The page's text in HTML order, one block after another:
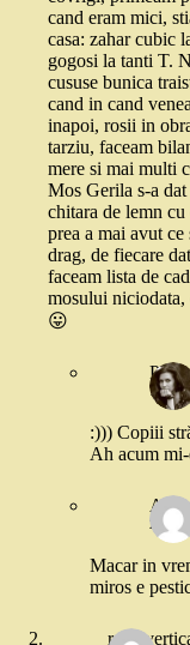
cand eram mici,
casa: zahar cubic
gogosi la tanti T.
cususe bunica
cand in cand
inapoi, rosii in
tarziu, faceam
mere si mai multi
Mos Gerila s-a
chitara de lemn
prea a mai avut
drag, de fiecare
faceam lista de
mosului
😛
7
:))) Copiii
Ah acum
26
Macar in
miros e
rosu